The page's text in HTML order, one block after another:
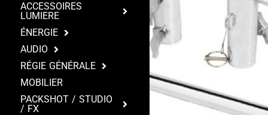
ACCESSOIRES
LUMIERE
ÉNERGIE
AUDIO
RÉGIE GÉNÉRALE
MOBILIER
PACKSHOT / STUDIO
/ FX